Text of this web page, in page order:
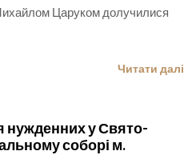
Царуком долучилися
Читати далі
нужденних у Свято-
соборі м.